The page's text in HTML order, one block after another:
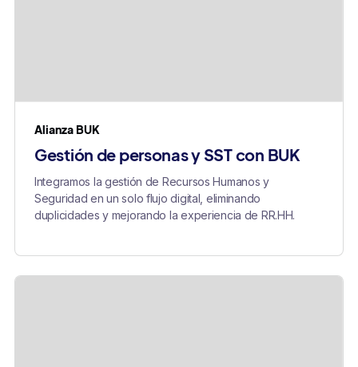
Alianza BUK
Gestión de personas y SST con BUK
Integramos la gestión de Recursos Humanos y
Seguridad en un solo flujo digital, eliminando
duplicidades y mejorando la experiencia de RR.HH.